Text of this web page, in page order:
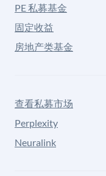
PE 私募基金
固定收益
房地产类基金
查看私募市场
Perplexity
Neuralink